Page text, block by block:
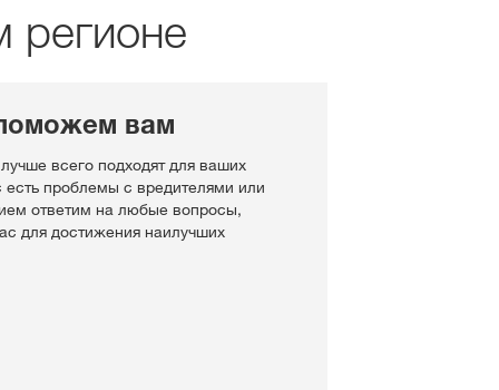
регионе
вам
всего подходят для ваших
проблемы с вредителями или
ответим на любые вопросы,
для достижения наилучших